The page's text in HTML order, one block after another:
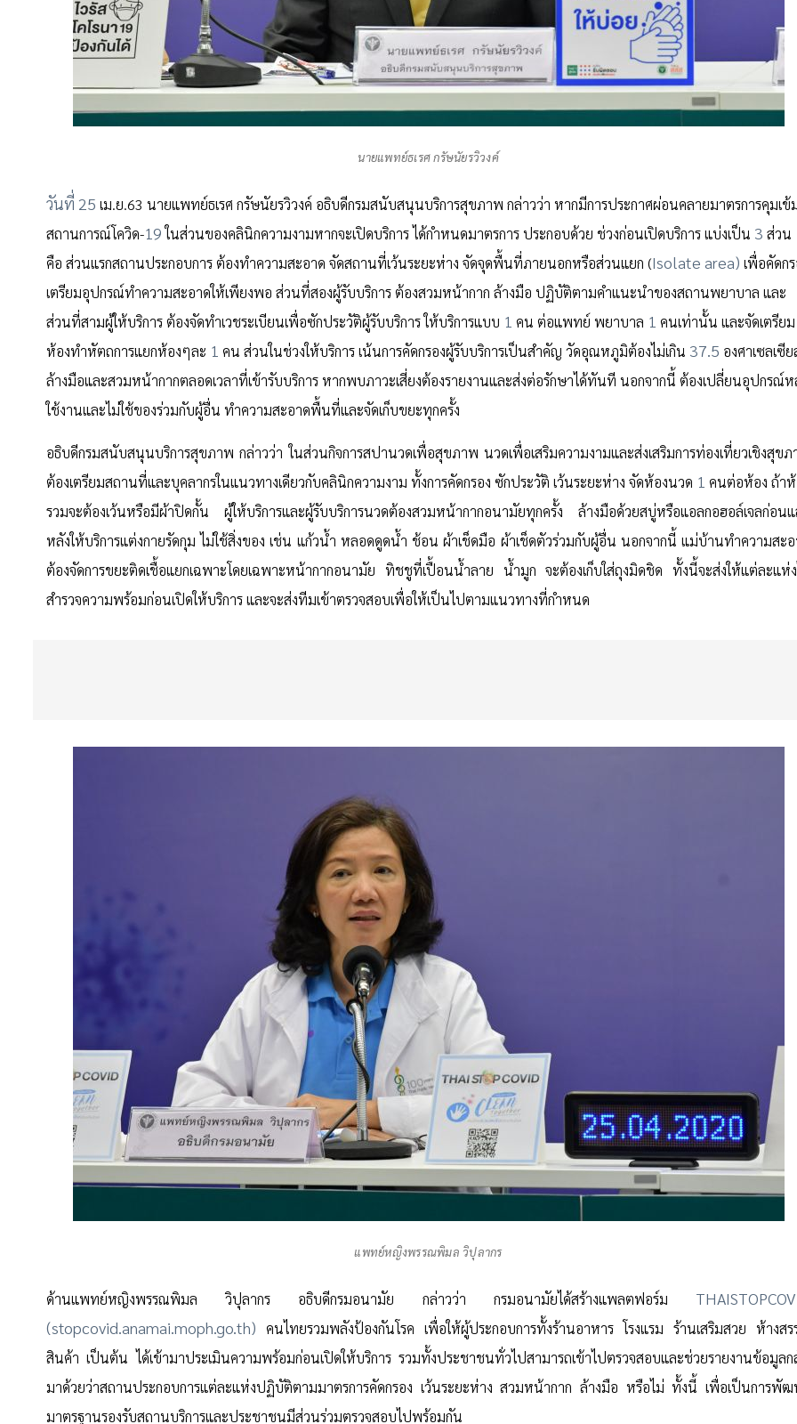
นายแพทย์ธเรศ กรัษนัยรวิวงค์
วันที่ 25 เม.ย.63 นายแพทย์ธเรศ กรัษนัยรวิวงค์ อธิบดีกรมสนับสนุนบริการสุขภาพ กล่าวว่า หากมีการประกาศผ่อนคลายมาตรการคุมเข้
สถานการณ์โควิด-19ในส่วนของคลินิกความงามหากจะเปิดบริการ ได้กำหนดมาตรการ ประกอบด้วย ช่วงก่อนเปิดบริการ แบ่งเป็น 3 ส่วน
คือ ส่วนแรกสถานประกอบการ ต้องทำความสะอาด จัดสถานที่เว้นระยะห่าง จัดจุดพื้นที่ภายนอกหรือส่วนแยก (Isolate area) เพื่อคัดก
เตรียมอุปกรณ์ทำความสะอาดให้เพียงพอ ส่วนที่สองผู้รับบริการ ต้องสวมหน้ากาก ล้างมือ ปฏิบัติตามคำแนะนำของสถานพยาบาล และ
ส่วนที่สามผู้ให้บริการ ต้องจัดทำเวชระเบียนเพื่อซักประวัติผู้รับบริการ ให้บริการแบบ 1 คน ต่อแพทย์ พยาบาล 1 คนเท่านั้น และจัดเตรียม
ห้องทำหัตถการแยกห้องๆละ 1 คน ส่วนในช่วงให้บริการ เน้นการคัดกรองผู้รับบริการเป็นสำคัญ วัดอุณหภูมิต้องไม่เกิน 37.5 องศาเซลเซี
ล้างมือและสวมหน้ากากตลอดเวลาที่เข้ารับบริการ หากพบภาวะเสี่ยงต้องรายงานและส่งต่อรักษาได้ทันที นอกจากนี้ ต้องเปลี่ยนอุปกรณ์ห
ใช้งานและไม่ใช้ของร่วมกับผู้อื่น ทำความสะอาดพื้นที่และจัดเก็บขยะทุกครั้ง
อธิบดีกรมสนับสนุนบริการสุขภาพ กล่าวว่า ในส่วนกิจการสปานวดเพื่อสุขภาพ นวดเพื่อเสริมความงามและส่งเสริมการท่องเที่ยวเชิงสุข
ต้องเตรียมสถานที่และบุคลากรในแนวทางเดียวกับคลินิกความงาม ทั้งการคัดกรอง ซักประวัติ เว้นระยะห่าง จัดห้องนวด 1 คนต่อห้อง ถ้า
รวมจะต้องเว้นหรือมีผ้าปิดกั้น ผู้ให้บริการและผู้รับบริการนวดต้องสวมหน้ากากอนามัยทุกครั้ง ล้างมือด้วยสบู่หรือแอลกอฮอล์เจลก่อน
หลังให้บริการแต่งกายรัดกุม ไม่ใช้สิ่งของ เช่น แก้วน้ำ หลอดดูดน้ำ ช้อน ผ้าเช็ดมือ ผ้าเช็ดตัวร่วมกับผู้อื่น นอกจากนี้ แม่บ้านทำความสะ
ต้องจัดการขยะติดเชื้อแยกเฉพาะโดยเฉพาะหน้ากากอนามัย ทิชชูที่เปื้อนน้ำลาย น้ำมูก จะต้องเก็บใส่ถุงมิดชิด ทั้งนี้จะส่งให้แต่ละแห่
สำรวจความพร้อมก่อนเปิดให้บริการ และจะส่งทีมเข้าตรวจสอบเพื่อให้เป็นไปตามแนวทางที่กำหนด
แพทย์หญิงพรรณพิมล วิปุลากร
ด้านแพทย์หญิงพรรณพิมล วิปุลากร อธิบดีกรมอนามัย กล่าวว่า กรมอนามัยได้สร้างแพลตฟอร์ม
(stopcovid.anamai.moph.go.th) คนไทยรวมพลังป้องกันโรค เพื่อให้ผู้ประกอบการทั้งร้านอาหาร โรงแรม ร้านเสริมสวย ห้างส
สินค้า เป็นต้น ได้เข้ามาประเมินความพร้อมก่อนเปิดให้บริการ รวมทั้งประชาชนทั่วไปสามารถเข้าไปตรวจสอบและช่วยรายงานข้อมูล
มาด้วยว่าสถานประกอบการแต่ละแห่งปฏิบัติตามมาตรการคัดกรอง เว้นระยะห่าง สวมหน้ากาก ล้างมือ หรือไม่ ทั้งนี้ เพื่อเป็นการพั
มาตรฐานรองรับสถานบริการและประชาชนมีส่วนร่วมตรวจสอบไปพร้อมกัน